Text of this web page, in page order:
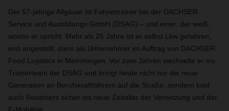
Der 57-jährige Allgäuer ist Fahrertrainer bei der DACHSER
Service und Ausbildungs GmbH (DSAG) – und einer, der weiß,
wovon er spricht. Mehr als 25 Jahre ist er selbst Lkw gefahren,
erst angestellt, dann als Unternehmer im Auftrag von DACHSER
Food Logistics in Memmingen. Vor zwei Jahren wechselte er ins
Trainerteam der DSAG und bringt heute nicht nur die neue
Generation an Berufskraftfahrern auf die Straße, sondern lotst
auch Routiniers sicher ins neue Zeitalter der Vernetzung und der